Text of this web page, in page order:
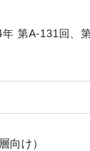
第A-131回、
向け）